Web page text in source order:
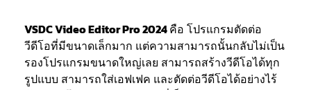
VSDC Video Editor Pro 2024คือ โปรแกรมตัดต่อ
วีดีโอที่มีขนาดเล็กมาก แต่ความสามารถนั้นกลับไม่เป็น
รองโปรแกรมขนาดใหญ่เลย สามารถสร้างวีดีโอได้ทุก
รูปแบบ สามารถใส่เอฟเฟค และตัดต่อวีดีโอได้อย่างไร้